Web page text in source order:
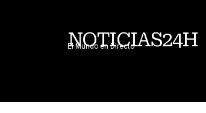
NOTICIAS24H
El Mundo en Directo